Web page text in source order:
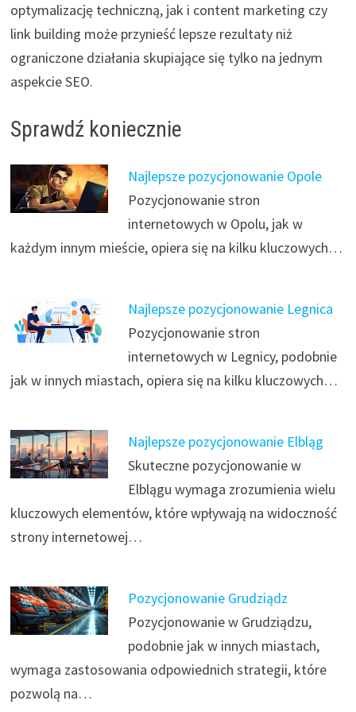
optymalizację techniczną, jak i content marketing czy
link building może przynieść lepsze rezultaty niż
ograniczone działania skupiające się tylko na jednym
aspekcie SEO.
Sprawdź koniecznie
Najlepsze pozycjonowanie Opole
Pozycjonowanie stron
internetowych w Opolu, jak w
każdym innym mieście, opiera się na kilku kluczowych…
Najlepsze pozycjonowanie Legnica
Pozycjonowanie stron
internetowych w Legnicy, podobnie
jak w innych miastach, opiera się na kilku kluczowych…
Najlepsze pozycjonowanie Elbląg
Skuteczne pozycjonowanie w
Elblągu wymaga zrozumienia wielu
kluczowych elementów, które wpływają na widoczność
strony internetowej…
Pozycjonowanie Grudziądz
Pozycjonowanie w Grudziądzu,
podobnie jak w innych miastach,
wymaga zastosowania odpowiednich strategii, które
pozwolą na…